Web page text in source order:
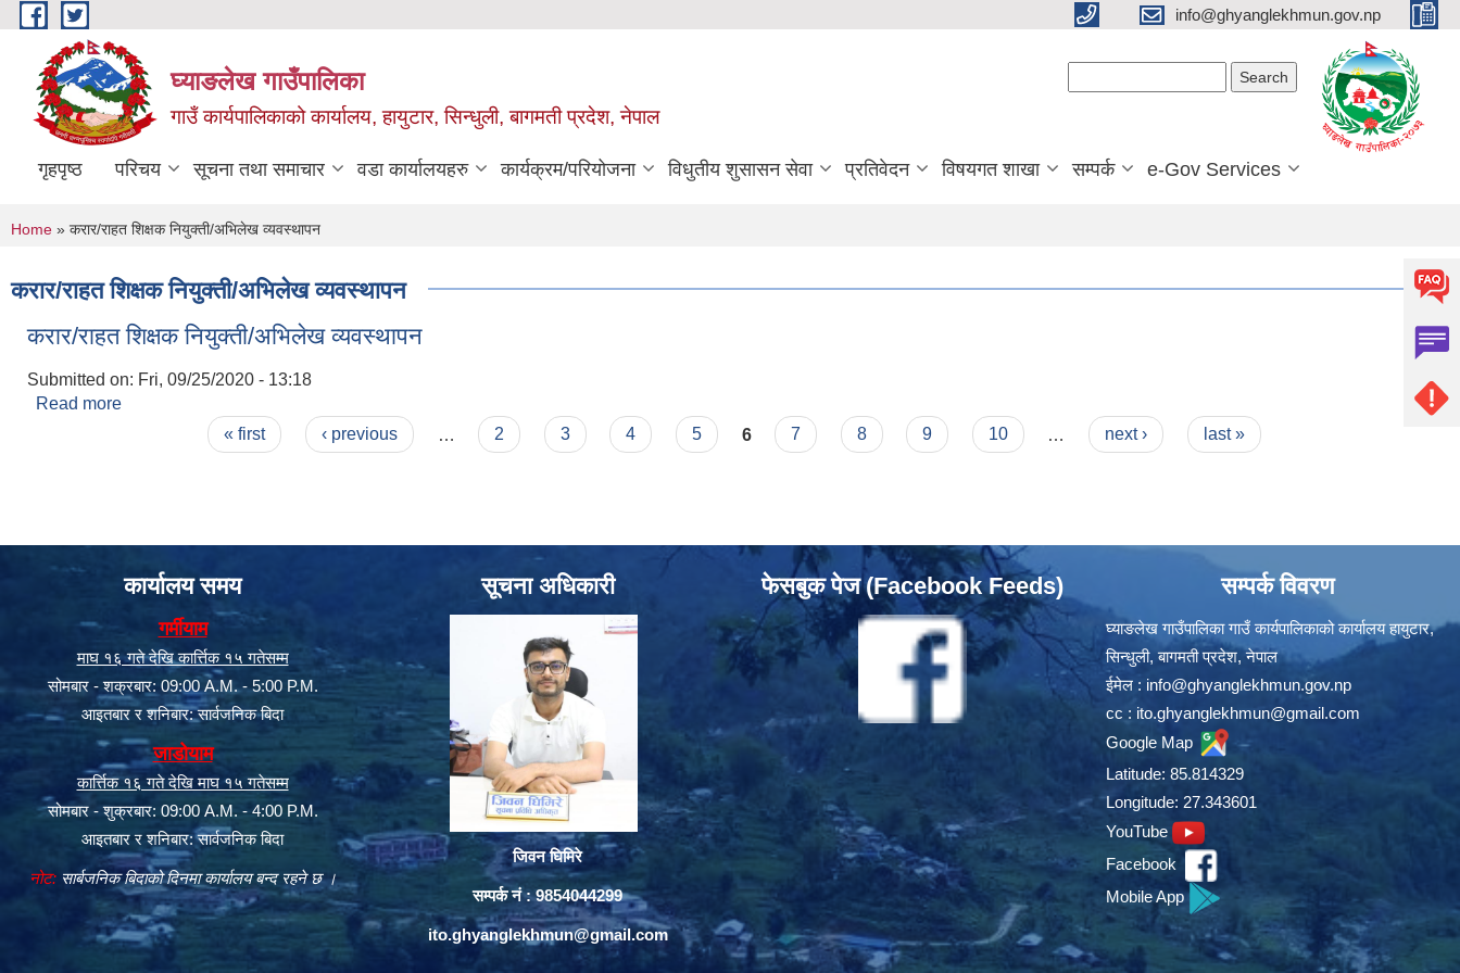
Skip to main content info@ghyanglekhmun.gov.np
घ्याङलेख गाउँपालिका
गाउँ कार्यपालिकाको कार्यालय, हायुटार, सिन्धुली, बागमती प्रदेश, नेपाल
गृहपृष्ठ परिचय सूचना तथा समाचार वडा कार्यालयहरु कार्यक्रम/परियोजना विधुतीय शुसासन सेवा प्रतिवेदन विषयगत शाखा सम्पर्क e-Gov Services
You are here
Home » करार/राहत शिक्षक नियुक्ती/अभिलेख व्यवस्थापन
करार/राहत शिक्षक नियुक्ती/अभिलेख व्यवस्थापन
करार/राहत शिक्षक नियुक्ती/अभिलेख व्यवस्थापन
Submitted on: Fri, 09/25/2020 - 13:18
Read more
« first ‹ previous 2 3 4 5 6 7 8 9 10 next › last »
कार्यालय समय
गर्मीयाम
माघ १६ गते देखि कार्त्तिक १५ गतेसम्म
सोमबार - शक्रबार: 09:00 A.M. - 5:00 P.M.
आइतबार र शनिबार: सार्वजनिक बिदा
जाडोयाम
कार्त्तिक १६ गते देखि माघ १५ गतेसम्म
सोमबार - शुक्रबार: 09:00 A.M. - 4:00 P.M.
आइतबार र शनिबार: सार्वजनिक बिदा
नोट:सार्बजनिक बिदाको दिनमा कार्यालय बन्द रहने छ ।
सूचना अधिकारी
जिवन घिमिरे
सम्पर्क नं : 9854044299
ito.ghyanglekhmun@gmail.com
फेसबुक पेज (Facebook Feeds) सम्पर्क विवरण
घ्याङलेख गाउँपालिका गाउँ कार्यपालिकाको कार्यालय हायुटार,
सिन्धुली, बागमती प्रदेश, नेपाल
ईमेल : info@ghyanglekhmun.gov.np
cc : ito.ghyanglekhmun@gmail.com
Google Map
Latitude: 85.814329
Longitude: 27.343601
YouTube
Facebook
Mobile App